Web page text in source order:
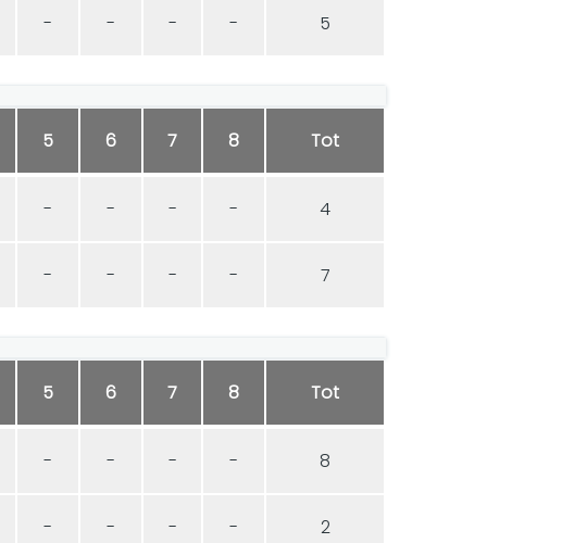
- - - - 5
5 6 7 8 Tot
- - - - 4
- - - - 7
5 6 7 8 Tot
- - - - 8
- - - - 2